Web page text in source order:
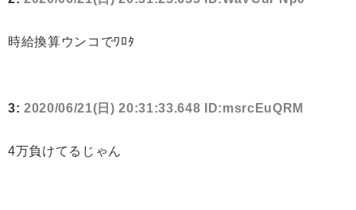
時給換算ウンコでﾜﾛﾀ
3: 2020/06/21(日) 20:31:33.648 ID:msrcEuQRM
4万負けてるじゃん